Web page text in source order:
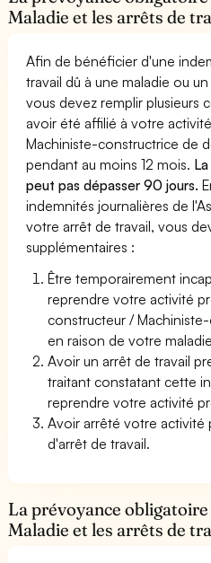
Maladie et les arrêts de
Afin de bénéficier d'une
travail dû à une maladie ou
vous devez remplir plusieurs
avoir été affilié à votre
Machiniste-constructrice de
pendant au moins 12 mois.
peut pas dépasser 90 jours.
indemnités journalières de
votre arrêt de travail, vous
supplémentaires :
Être temporairement
reprendre votre activité
constructeur /
en raison de votre
Avoir un arrêt de travail
traitant constatant cette
reprendre votre activité
Avoir arrêté votre
d'arrêt de travail.
La prévoyance obligatoire
Maladie et les arrêts de